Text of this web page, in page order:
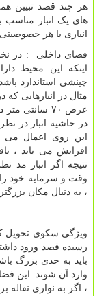
هر چند قصد تبیین
های یک انبار مناسب
انباری با هر
فضای داخلی : در
اینکه این محیط
چینشی استاندارد
مثال در انبارهایی
عرض ۷۰
در حاشیه انبار در
این روی اعمال می
افرایش می یابد ،
نتیجه اگر انبار مد
وقت و سرمایه خود
، به دنبال مکان
ویژگی سکوی تحویل
رسیده قصد ورود
باید به حدی بزرگ
وارد آن شوند. این
، اگر به نواری نقاله